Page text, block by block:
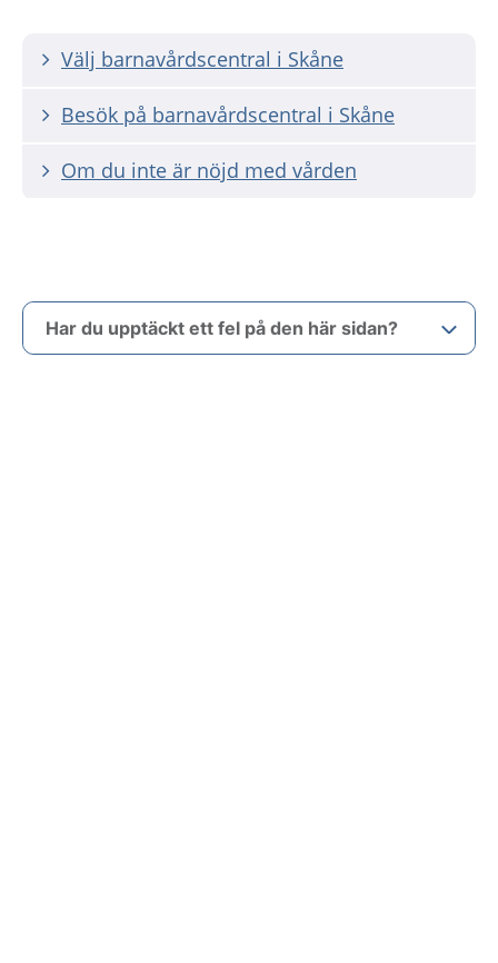
Välj barnavårdscentral i Skåne
Besök på barnavårdscentral i Skåne
Om du inte är nöjd med vården
Har du upptäckt ett fel på den här sidan?